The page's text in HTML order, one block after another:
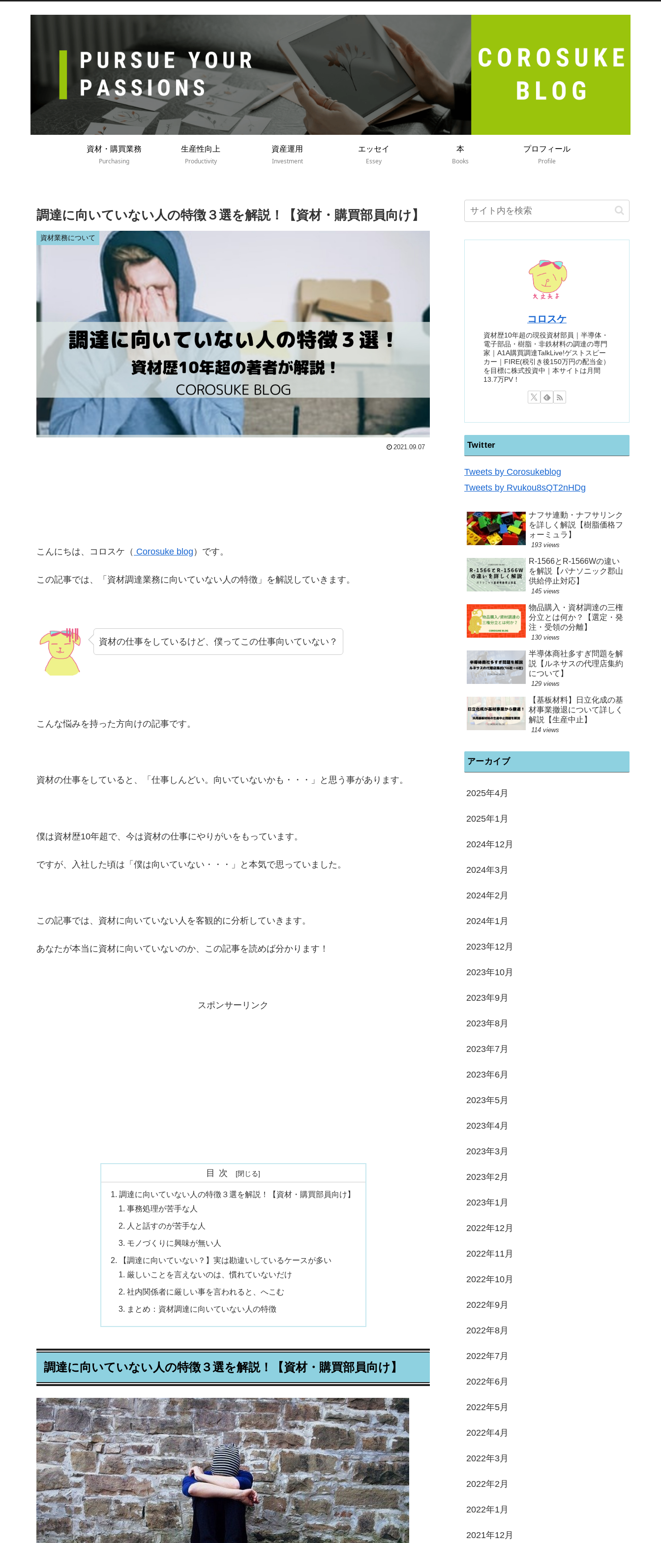
資材・購買業務
Purchasing
生産性向上
Productivity
資産運用
Investment
エッセイ
Essey
本
Books
プロフィール
Profile
調達に向いていない人の特徴３選を解説！【資材・購買部員向け】
資材業務について
2021.09.07
こんにちは、コロスケ（ Corosuke blog ）です。
この記事では、「資材調達業務に向いていない人の特徴」を解説していきます。
資材の仕事をしているけど、僕ってこの仕事向いていない？
こんな悩みを持った方向けの記事です。
資材の仕事をしていると、「仕事しんどい。向いていないかも・・・」と思う事があります。
僕は資材歴10年超で、今は資材の仕事にやりがいをもっています。
ですが、入社した頃は「僕は向いていない・・・」と本気で思っていました。
この記事では、資材に向いていない人を客観的に分析していきます。
あなたが本当に資材に向いていないのか、この記事を読めば分かります！
スポンサーリンク
目次
調達に向いていない人の特徴３選を解説！【資材・購買部員向け】
事務処理が苦手な人
人と話すのが苦手な人
モノづくりに興味が無い人
【調達に向いていない？】実は勘違いしているケースが多い
厳しいことを言えないのは、慣れていないだけ
社内関係者に厳しい事を言われると、へこむ
まとめ：資材調達に向いていない人の特徴
調達に向いていない人の特徴３選を解説！【資材・購買部員向け】
コロスケ
資材歴10年超の現役資材部員｜半導体・
電子部品・樹脂・非鉄材料の調達の専門
家｜A1A購買調達TalkLive!ゲストスピー
カー｜FIRE(税引き後150万円の配当金）
を目標に株式投資中｜本サイトは月間
13.7万PV！
Twitter
Tweets by Corosukeblog
Tweets by Rvukou8sQT2nHDg
ナフサ連動・ナフサリンク
を詳しく解説【樹脂価格フ
ォーミュラ】
193 views
R-1566とR-1566Wの違い
を解説【パナソニック郡山
供給停止対応】
145 views
物品購入・資材調達の三権
分立とは何か？【選定・発
注・受領の分離】
130 views
半導体商社多すぎ問題を解
説【ルネサスの代理店集約
について】
129 views
【基板材料】日立化成の基
材事業撤退について詳しく
解説【生産中止】
114 views
アーカイブ
2025年4月
2025年1月
2024年12月
2024年3月
2024年2月
2024年1月
2023年12月
2023年10月
2023年9月
2023年8月
2023年7月
2023年6月
2023年5月
2023年4月
2023年3月
2023年2月
2023年1月
2022年12月
2022年11月
2022年10月
2022年9月
2022年8月
2022年7月
2022年6月
2022年5月
2022年4月
2022年3月
2022年2月
2022年1月
2021年12月